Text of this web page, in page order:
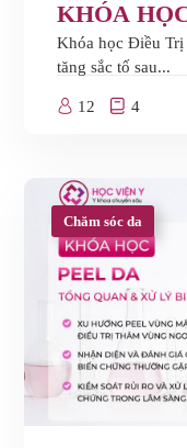
KHÓA
Khóa học Điều Trị
tăng sắc tố sau...
12 4
Chăm sóc da